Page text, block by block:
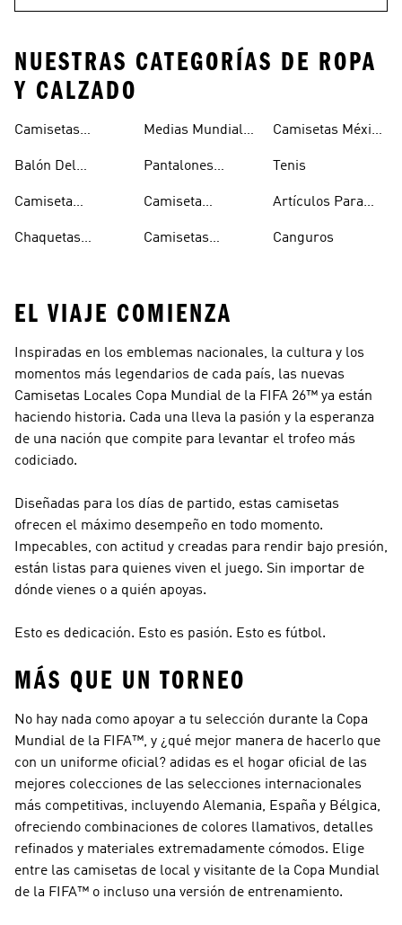
NUESTRAS CATEGORÍAS DE ROPA
Y CALZADO
Camisetas
Balón Del
Camiseta
Colombia
Chaquetas
Medias Mundial
Pantalones
Camiseta
Mundial De La
Fifa 2026™
Camisetas
Mundial De La
Fifa 2026™
Camisetas México
La Fifa 2026™
Tenis
Artículos Para
Canguros
EL VIAJE COMIENZA
Inspiradas en los emblemas nacionales, la cultura y los
momentos más legendarios de cada país, las nuevas
Camisetas Locales Copa Mundial de la FIFA 26™ ya están
haciendo historia. Cada una lleva la pasión y la esperanza
de una nación que compite para levantar el trofeo más
codiciado.
Diseñadas para los días de partido, estas camisetas
ofrecen el máximo desempeño en todo momento.
Impecables, con actitud y creadas para rendir bajo presión,
están listas para quienes viven el juego. Sin importar de
dónde vienes o a quién apoyas.
Esto es dedicación. Esto es pasión. Esto es fútbol.
MÁS QUE UN TORNEO
No hay nada como apoyar a tu selección durante la Copa
Mundial de la FIFA™, y ¿qué mejor manera de hacerlo que
con un uniforme oficial? adidas es el hogar oficial de las
mejores colecciones de las selecciones internacionales
más competitivas, incluyendo Alemania, España y Bélgica,
ofreciendo combinaciones de colores llamativos, detalles
refinados y materiales extremadamente cómodos. Elige
entre las camisetas de local y visitante de la Copa Mundial
de la FIFA™ o incluso una versión de entrenamiento.